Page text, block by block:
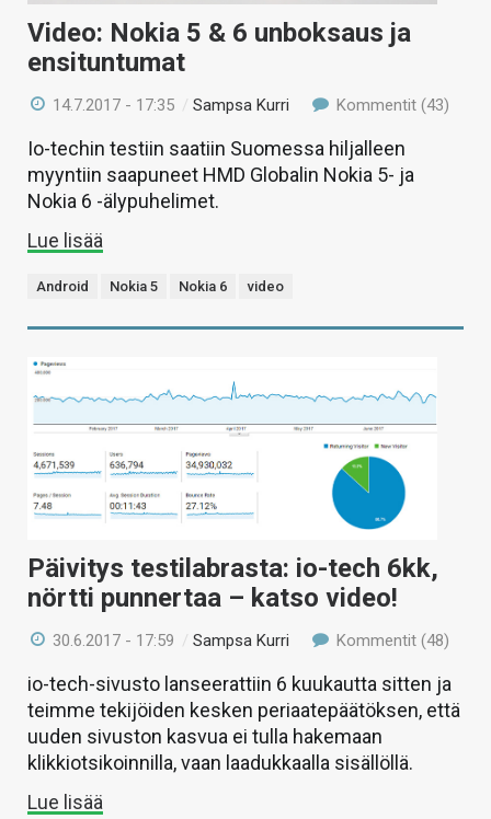
Video: Nokia 5 & 6 unboksaus ja
ensituntumat
14.7.2017 - 17:35 /Sampsa Kurri Kommentit (43)
Io-techin testiin saatiin Suomessa hiljalleen
myyntiin saapuneet HMD Globalin Nokia 5- ja
Nokia 6 -älypuhelimet.
Lue lisää
Android Nokia 5 Nokia 6 video
Päivitys testilabrasta: io-tech 6kk,
nörtti punnertaa – katso video!
30.6.2017 - 17:59 /Sampsa Kurri Kommentit (48)
io-tech-sivusto lanseerattiin 6 kuukautta sitten ja
teimme tekijöiden kesken periaatepäätöksen, että
uuden sivuston kasvua ei tulla hakemaan
klikkiotsikoinnilla, vaan laadukkaalla sisällöllä.
Lue lisää